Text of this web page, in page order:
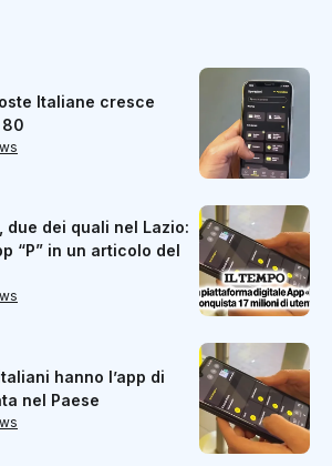
Italiane cresce
due dei quali nel Lazio:
“P” in un articolo del
hanno l’app di
nel Paese